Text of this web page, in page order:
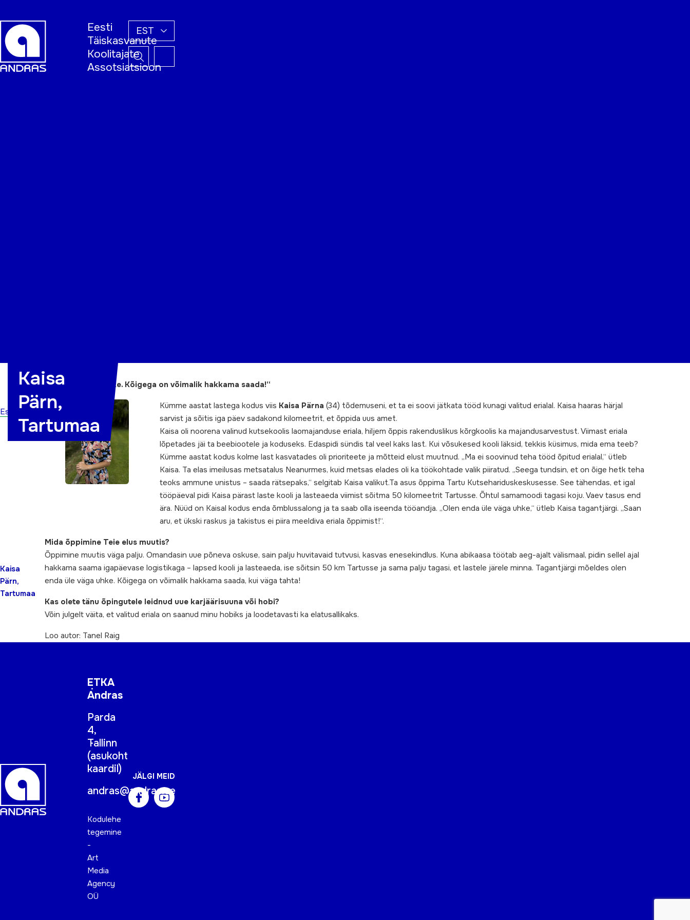
Eesti
Täiskasvanute
Koolitajate
Assotsiatsioon
EST
Esileht
Kaisa
Pärn,
Tartumaa
Kaisa
Pärn,
Tartumaa
„Olen enda üle uhke. Kõigega on võimalik hakkama saada!“
Kümme aastat lastega kodus viis Kaisa Pärna (34) tõdemuseni, et ta ei soovi jätkata tööd kunagi valitud erialal. Kaisa haaras härjal
sarvist ja sõitis iga päev sadakond kilomeetrit, et õppida uus amet.
Kaisa oli noorena valinud kutsekoolis laomajanduse eriala, hiljem õppis rakenduslikus kõrgkoolis ka majandusarvestust. Viimast eriala
lõpetades jäi ta beebiootele ja koduseks. Edaspidi sündis tal veel kaks last. Kui võsukesed kooli läksid, tekkis küsimus, mida ema teeb?
Kümme aastat kodus kolme last kasvatades oli prioriteete ja mõtteid elust muutnud. „Ma ei soovinud teha tööd õpitud erialal,“ ütleb
Kaisa. Ta elas imeilusas metsatalus Neanurmes, kuid metsas elades oli ka töökohtade valik piiratud. „Seega tundsin, et on õige hetk teha
teoks ammune unistus – saada rätsepaks,“ selgitab Kaisa valikut.Ta asus õppima Tartu Kutsehariduskeskusesse. See tähendas, et igal
tööpäeval pidi Kaisa pärast laste kooli ja lasteaeda viimist sõitma 50 kilomeetrit Tartusse. Õhtul samamoodi tagasi koju. Vaev tasus end
ära. Nüüd on Kaisal kodus enda õmblussalong ja ta saab olla iseenda tööandja. „Olen enda üle väga uhke,“ ütleb Kaisa tagantjärgi. „Saan
aru, et ükski raskus ja takistus ei piira meeldiva eriala õppimist!“.
Mida õppimine Teie elus muutis?
Õppimine muutis väga palju. Omandasin uue põneva oskuse, sain palju huvitavaid tutvusi, kasvas enesekindlus. Kuna abikaasa töötab aeg-ajalt välismaal, pidin sellel ajal
hakkama saama igapäevase logistikaga – lapsed kooli ja lasteaeda, ise sõitsin 50 km Tartusse ja sama palju tagasi, et lastele järele minna. Tagantjärgi mõeldes olen
enda üle väga uhke. Kõigega on võimalik hakkama saada, kui väga tahta!
Kas olete tänu õpingutele leidnud uue karjäärisuuna või hobi?
Võin julgelt väita, et valitud eriala on saanud minu hobiks ja loodetavasti ka elatusallikaks.
Loo autor: Tanel Raig
ETKA
Andras
Parda
4,
Tallinn
(asukoht
kaardil)
andras@andras.ee
Kodulehe
tegemine
-
Art
Media
Agency
OÜ
JÄLGI MEID